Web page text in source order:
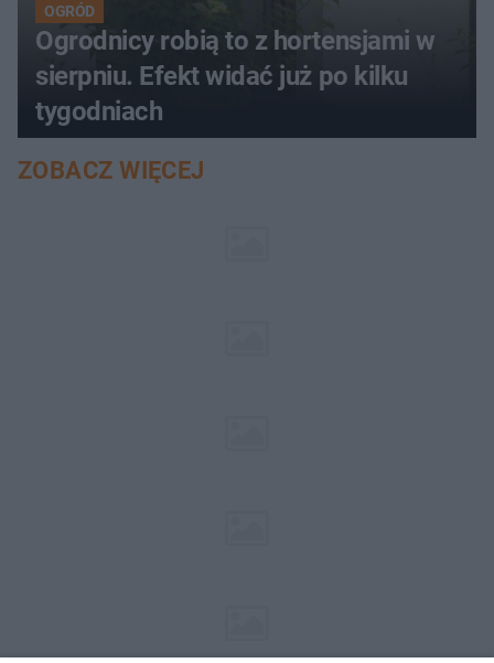
OGRÓD
Ogrodnicy robią to z hortensjami w
sierpniu. Efekt widać już po kilku
tygodniach
ZOBACZ WIĘCEJ